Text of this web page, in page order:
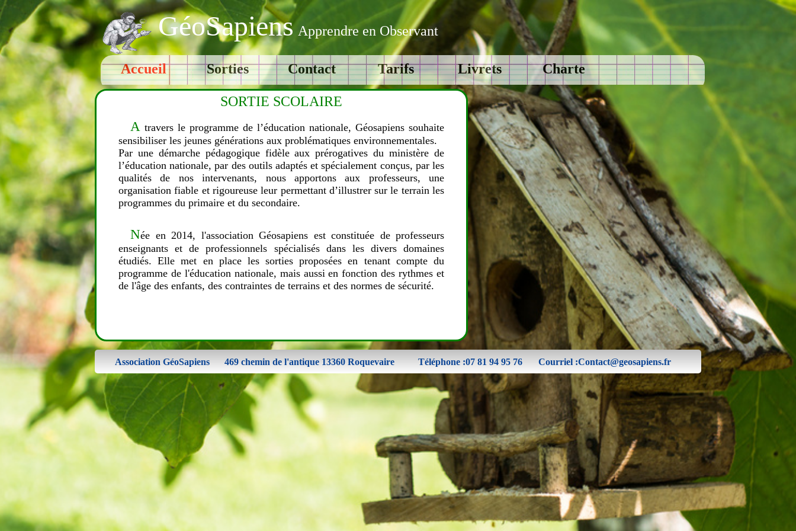
GéoSapiensApprendre en Observant
Accueil Sorties Contact Tarifs Livrets Charte
SORTIE SCOLAIRE
A travers le programme de l’éducation nationale, Géosapiens souhaite
sensibiliser les jeunes générations aux problématiques environnementales.
Par une démarche pédagogique fidèle aux prérogatives du ministère de
l’éducation nationale, par des outils adaptés et spécialement conçus, par les
qualités de nos intervenants, nous apportons aux professeurs, une
organisation fiable et rigoureuse leur permettant d’illustrer sur le terrain les
programmes du primaire et du secondaire.
Née en 2014, l'association Géosapiens est constituée de professeurs
enseignants et de professionnels spécialisés dans les divers domaines
étudiés. Elle met en place les sorties proposées en tenant compte du
programme de l'éducation nationale, mais aussi en fonction des rythmes et
de l'âge des enfants, des contraintes de terrains et des normes de sécurité.
Association GéoSapiens 469 chemin de l'antique 13360 Roquevaire Téléphone :07 81 94 95 76 Courriel :Contact@geosapiens.fr